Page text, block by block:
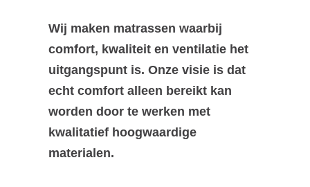
Wij maken matrassen waarbij
comfort, kwaliteit en ventilatie het
uitgangspunt is. Onze visie is dat
echt comfort alleen bereikt kan
worden door te werken met
kwalitatief hoogwaardige
materialen.